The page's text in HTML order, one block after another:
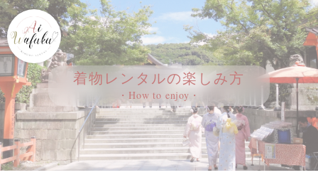
着物レンタルの楽しみ方
・How to enjoy・